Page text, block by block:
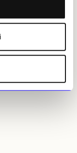
di
si prenota per la